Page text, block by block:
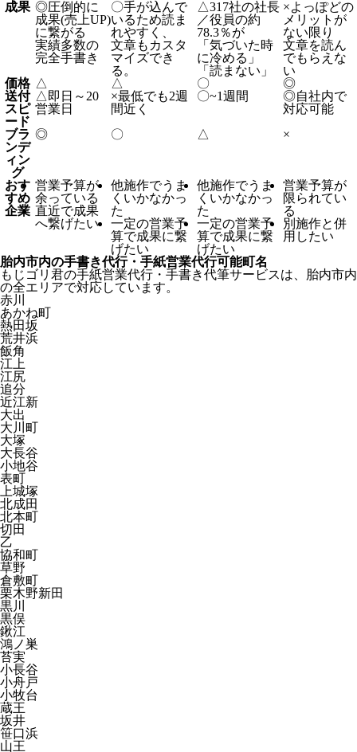
成果 ◎圧倒的に
成果(売上UP)
に繋がる
実績多数の
完全手書き
〇手が込んで
いるため読ま
れやすく、
文章もカスタ
マイズでき
る。
△317社の社長
／役員の約
78.3％が
「気づいた時
に冷める」
「読まない」
×よっぽどの
メリットが
ない限り
文章を読ん
でもらえな
い
価格 △ △ 〇
◎
送付
スピ
ード
△ 即日～20
営業日
×最低でも2週
間近く
〇~1週間 ◎自社内で
対応可能
ブラ
ンデ
ィン
グ
◎ 〇 △ ×
おす
すめ
企業
営業予算が
余っている
直近で成果
へ繋げたい
他施作でうま
くいかなかっ
た
一定の営業予
算で成果に繋
げたい
他施作でうま
くいかなかっ
た
一定の営業予
算で成果に繋
げたい
営業予算が
限られてい
る
別施作と併
用したい
胎内市内の手書き代行・手紙営業代行可能町名
もじゴリ君の手紙営業代行・手書き代筆サービスは、胎内市内
の全エリアで対応しています。
赤川
あかね町
熱田坂
荒井浜
飯角
江上
江尻
追分
近江新
大出
大川町
大塚
大長谷
小地谷
表町
上城塚
北成田
北本町
切田
乙
協和町
草野
倉敷町
栗木野新田
黒川
黒俣
鍬江
鴻ノ巣
苔実
小長谷
小舟戸
小牧台
蔵王
坂井
笹口浜
山王